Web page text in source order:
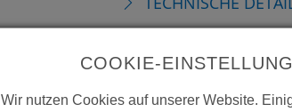
ZUBEHÖR
COOKIE-
Wir nutzen Cookies auf unserer Website.